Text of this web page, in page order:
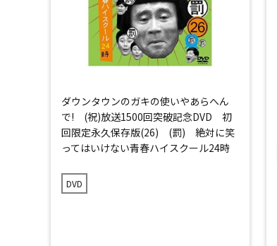
ダウンタウンのガキの使いやあらへん
で! (祝)放送1500回突破記念DVD 初
回限定永久保存版(26) (罰) 絶対に笑
ってはいけない青春ハイスクール24時
DVD